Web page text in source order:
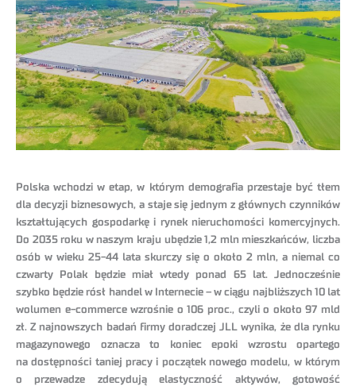
Polska wchodzi w etap, w którym demografia przestaje być tłem
dla decyzji biznesowych, a staje się jednym z głównych czynników
kształtujących gospodarkę i rynek nieruchomości komercyjnych.
Do 2035 roku w naszym kraju ubędzie 1,2 mln mieszkańców, liczba
osób w wieku 25-44 lata skurczy się o około 2 mln, a niemal co
czwarty Polak będzie miał wtedy ponad 65 lat. Jednocześnie
szybko będzie rósł handel w Internecie – w ciągu najbliższych 10 lat
wolumen e-commerce wzrośnie o 106 proc., czyli o około 97 mld
zł. Z najnowszych badań firmy doradczej JLL wynika, że dla rynku
magazynowego oznacza to koniec epoki wzrostu opartego
na dostępności taniej pracy i początek nowego modelu, w którym
o przewadze zdecydują elastyczność aktywów, gotowość